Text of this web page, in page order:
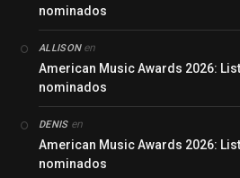
nominados
ALLISONen
American Music Awards 2026:
nominados
DENISen
American Music Awards 2026:
nominados